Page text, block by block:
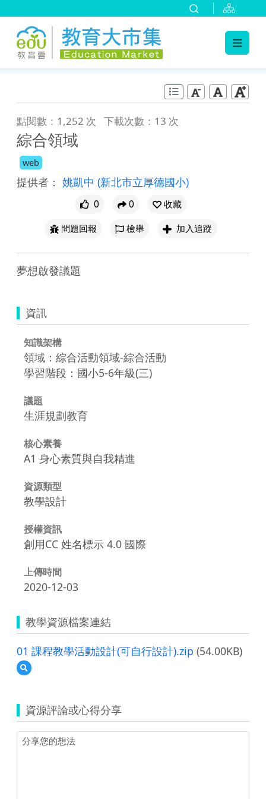
點閱數：1,252 次 下載次數：13 次
綜合領域
web
提供者： 姚凱中 (新北市立厚德國小)
0 0
收藏
問題回報
檢舉 加入追蹤
夢想啟發議題
資訊
知識架構
領域：綜合活動領域-綜合活動
學習階段：國小5-6年級(三)
議題
生涯規劃教育
核心素養
A1 身心素質與自我精進
資源類型
教學設計
授權資訊
創用CC 姓名標示 4.0 國際
上傳時間
2020-12-03
教學資源檔案連結
01 課程教學活動設計(可自行設計).zip (54.00KB)
預
覽
程
教
學
活
資源評論或心得分享